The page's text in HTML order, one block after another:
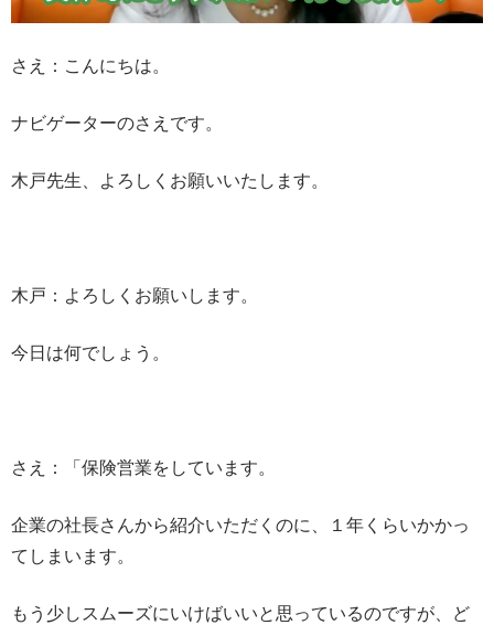
さえ：こんにちは。
ナビゲーターのさえです。
木戸先生、よろしくお願いいたします。
木戸：よろしくお願いします。
今日は何でしょう。
さえ：「保険営業をしています。
企業の社長さんから紹介いただくのに、１年くらいかかっ
てしまいます。
もう少しスムーズにいけばいいと思っているのですが、ど